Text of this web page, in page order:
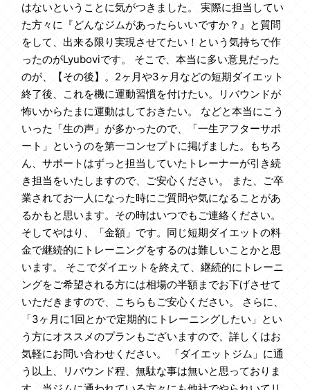
はないということに気がつきました。 実際に担当してい
た方々に『どんなジムがあったらいいですか？』と質問
をして、出来る限り実現させてたい！という気持ちで作
ったのがLyuboviです。 そこで、本当に多い意見だった
のが、【その後】。2ヶ月や3ヶ月などの短期ダイエット
終了後、これを機に運動習慣を付けたい。リバウンドが
怖いからたまに運動はしておきたい。 などと本当にこう
いった「生の声」が多かったので、「一生アフターサポ
ート」というのを第一コンセプトに掲げました。もちろ
ん、サポートはずっと担当していたトレーナーが引き続
き担当をいたしますので、ご安心ください。 また、ご卒
業されてお一人になった時にご質問や気になることがあ
るかもと思います。その時はいつでもご連絡ください。
そしてやはり、「金額」です。同じ短期ダイエットの料
金で継続的にトレーニングをするのは難しいことかと思
います。 そこでダイエットを終えて、継続的にトレーニ
ングをご希望される方には相場の半額までお下げさせて
いただきますので、こちらもご安心ください。 さらに、
「3ヶ月に1回とかで定期的にトレーニングしたい」とい
う方にオススメのプランもございますので、詳しくはお
気軽にお問い合わせください。 「ダイエットジム」に通
う以上、リバウンド程、無駄な事は無いと思っておりま